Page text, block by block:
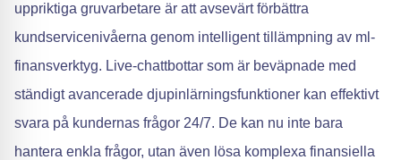
uppriktiga gruvarbetare är att avsevärt förbättra
kundservicenivåerna genom intelligent tillämpning av ml-
finansverktyg. Live-chattbottar som är beväpnade med
ständigt avancerade djupinlärningsfunktioner kan effektivt
svara på kundernas frågor 24/7. De kan nu inte bara
hantera enkla frågor, utan även lösa komplexa finansiella